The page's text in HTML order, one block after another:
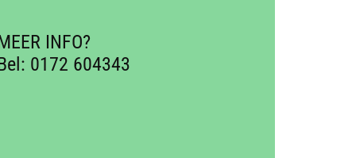
INFO?
0172 604343